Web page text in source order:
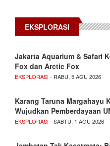
EKSPLORASI
Jakarta Aquarium & Safari
Fox dan Arctic Fox
EKSPLORASI- RABU, 5 AGU 2026
Karang Taruna Margahayu
Wujudkan Pemberdayaan
EKSPLORASI- SABTU, 1 AGU 2026